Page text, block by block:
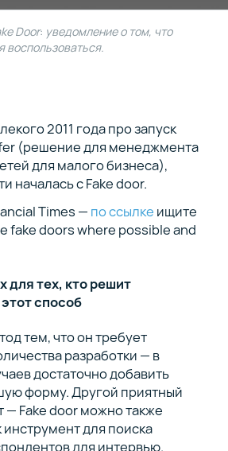
Door: уведомление о том, что
воспользоваться.
2011 года про запуск
(решение для менеджмента
для малого бизнеса),
началась с Fake door.
Times — по ссылке ищите
fake doors where possible and
для тех, кто решит
способ
тем, что он требует
разработки — в
достаточно добавить
форму. Другой приятный
— Fake door можно также
инструмент для поиска
для интервью.